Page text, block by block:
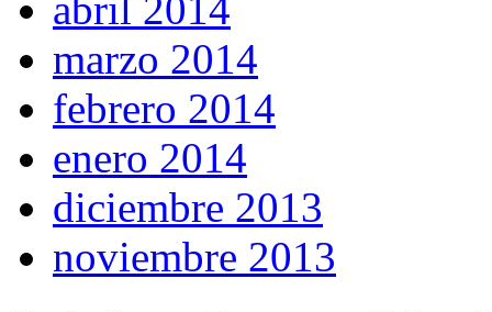
marzo 2014
febrero 2014
enero 2014
diciembre 2013
noviembre 2013